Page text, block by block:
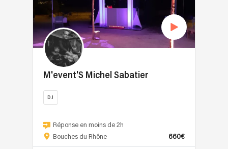
et
speakeur
sportif,
m'ont
conduits
sur
des
variées
dans
le
quart
M'event'S Michel Sabatier
DJ
depuis
de
Réponse en moins de 2h
Bouches du Rhône
660€